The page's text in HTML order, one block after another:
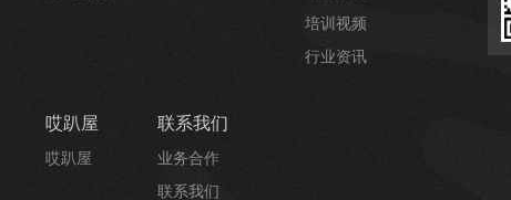
培训视频
行业资讯
哎趴屋
哎趴屋
联系我们
业务合作
联系我们